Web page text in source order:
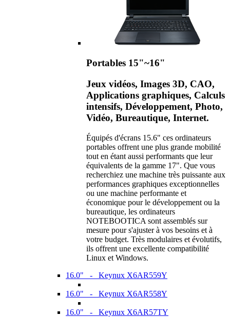
Portables 15"~16"
Jeux vidéos, Images 3D, CAO,
Applications graphiques, Calculs
intensifs, Développement, Photo,
Vidéo, Bureautique, Internet.
Équipés d'écrans 15.6" ces ordinateurs
portables offrent une plus grande mobilité
tout en étant aussi performants que leur
équivalents de la gamme 17". Que vous
recherchiez une machine très puissante aux
performances graphiques exceptionnelles
ou une machine performante et
économique pour le développement ou la
bureautique, les ordinateurs
NOTEBOOTICA sont assemblés sur
mesure pour s'ajuster à vos besoins et à
votre budget. Très modulaires et évolutifs,
ils offrent une excellente compatibilité
Linux et Windows.
16.0" - Keynux X6AR559Y
16.0" - Keynux X6AR558Y
16.0" - Keynux X6AR57TY